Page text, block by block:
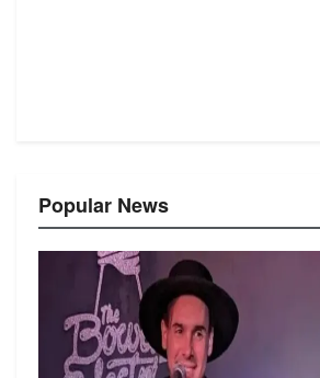
Popular News